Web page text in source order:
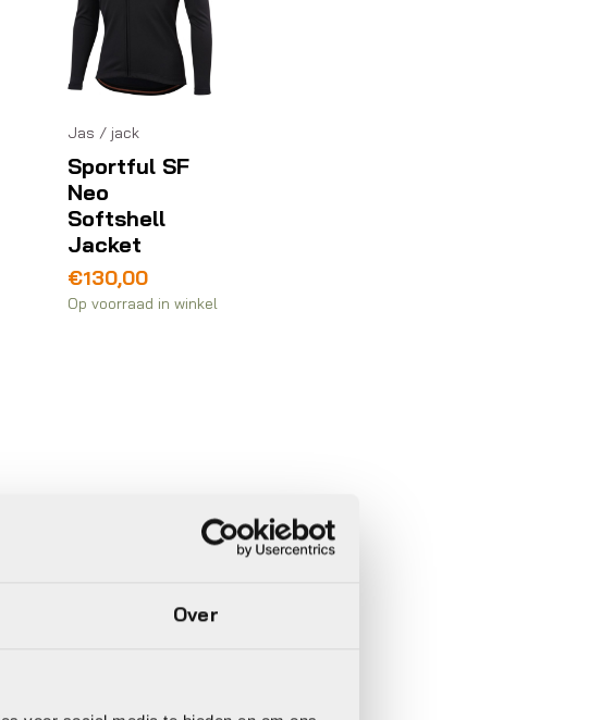
Over
Jas / jack
Sportful SF
Neo
Softshell
Jacket
€130,00
Op voorraad in winkel